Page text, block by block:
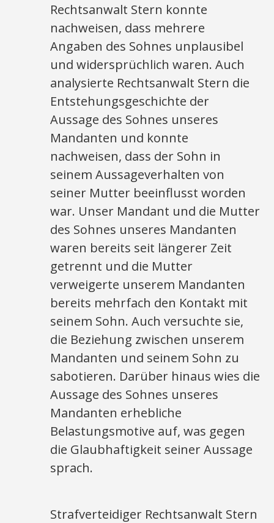
Rechtsanwalt Stern konnte
nachweisen, dass mehrere
Angaben des Sohnes unplausibel
und widersprüchlich waren. Auch
analysierte Rechtsanwalt Stern die
Entstehungsgeschichte der
Aussage des Sohnes unseres
Mandanten und konnte
nachweisen, dass der Sohn in
seinem Aussageverhalten von
seiner Mutter beeinflusst worden
war. Unser Mandant und die Mutter
des Sohnes unseres Mandanten
waren bereits seit längerer Zeit
getrennt und die Mutter
verweigerte unserem Mandanten
bereits mehrfach den Kontakt mit
seinem Sohn. Auch versuchte sie,
die Beziehung zwischen unserem
Mandanten und seinem Sohn zu
sabotieren. Darüber hinaus wies die
Aussage des Sohnes unseres
Mandanten erhebliche
Belastungsmotive auf, was gegen
die Glaubhaftigkeit seiner Aussage
sprach.
Strafverteidiger Rechtsanwalt Stern